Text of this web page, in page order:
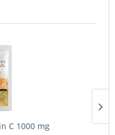
C 1000 mg